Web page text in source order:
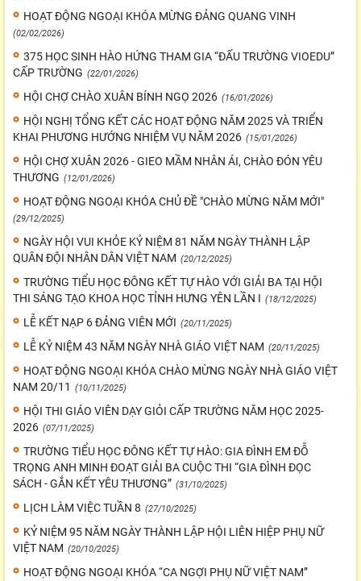
HOẠT ĐỘNG NGOẠI KHÓA MỪNG ĐẢNG QUANG VINH
(02/02/2026)
375 HỌC SINH HÀO HỨNG THAM GIA “ĐẤU TRƯỜNG VIOEDU”
CẤP TRƯỜNG (22/01/2026)
HỘI CHỢ CHÀO XUÂN BÍNH NGỌ 2026 (16/01/2026)
HỘI NGHỊ TỔNG KẾT CÁC HOẠT ĐỘNG NĂM 2025 VÀ TRIỂN
KHAI PHƯƠNG HƯỚNG NHIỆM VỤ NĂM 2026 (15/01/2026)
HỘI CHỢ XUÂN 2026 - GIEO MẦM NHÂN ÁI, CHÀO ĐÓN YÊU
THƯƠNG (12/01/2026)
HOẠT ĐỘNG NGOẠI KHÓA CHỦ ĐỀ "CHÀO MỪNG NĂM MỚI"
(29/12/2025)
NGÀY HỘI VUI KHỎE KỶ NIỆM 81 NĂM NGÀY THÀNH LẬP
QUÂN ĐỘI NHÂN DÂN VIỆT NAM (20/12/2025)
TRƯỜNG TIỂU HỌC ĐÔNG KẾT TỰ HÀO VỚI GIẢI BA TẠI HỘI
THI SÁNG TẠO KHOA HỌC TỈNH HƯNG YÊN LẦN I (18/12/2025)
LỄ KẾT NẠP 6 ĐẢNG VIÊN MỚI (20/11/2025)
LỄ KỶ NIỆM 43 NĂM NGÀY NHÀ GIÁO VIỆT NAM (20/11/2025)
HOẠT ĐỘNG NGOẠI KHÓA CHÀO MỪNG NGÀY NHÀ GIÁO VIỆT
NAM 20/11
(10/11/2025)
HỘI THI GIÁO VIÊN DẠY GIỎI CẤP TRƯỜNG NĂM HỌC 2025-
2026 (07/11/2025)
TRƯỜNG TIỂU HỌC ĐÔNG KẾT TỰ HÀO: GIA ĐÌNH EM ĐỖ
TRỌNG ANH MINH ĐOẠT GIẢI BA CUỘC THI “GIA ĐÌNH ĐỌC
SÁCH - GẮN KẾT YÊU THƯƠNG” (31/10/2025)
LỊCH LÀM VIỆC TUẦN 8 (27/10/2025)
KỶ NIỆM 95 NĂM NGÀY THÀNH LẬP HỘI LIÊN HIỆP PHỤ NỮ
VIỆT NAM (20/10/2025)
HOẠT ĐỘNG NGOẠI KHÓA “CA NGỢI PHỤ NỮ VIỆT NAM”